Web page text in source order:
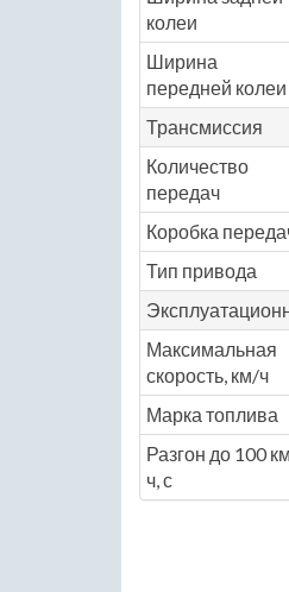
колеи
Ширина
передней колеи
Трансмиссия
Количество
передач
Коробка
Тип привода
Максимальная
скорость, км/ч
Марка топлива
Разгон до 100
ч, с